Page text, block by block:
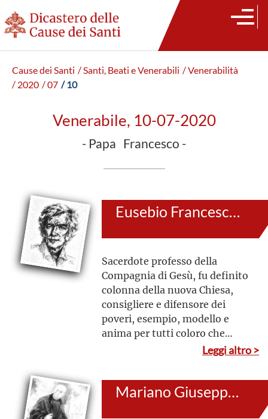
Cause dei Santi / Santi, Beati e Venerabili / Venerabilità
/ 2020 / 07 / 10
Venerabile, 10-07-2020
- Papa Francesco -
Eusebio Francesco Chini (detto Kino)
Sacerdote professo della
Compagnia di Gesù, fu definito
colonna della nuova Chiesa,
consigliere e difensore dei
poveri, esempio, modello e
anima per tutti coloro che
Leggi altro >
Mariano Giuseppe de Ibargüengoitia y Zuloaga